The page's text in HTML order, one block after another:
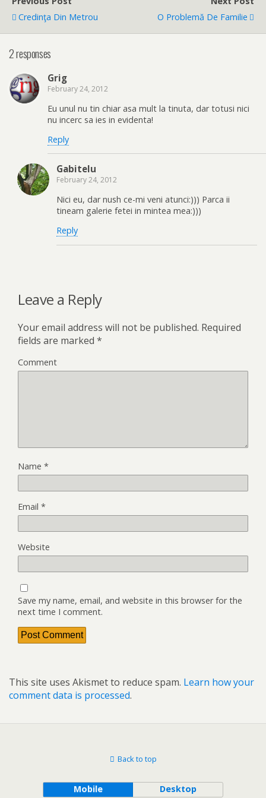
Credinţa Din Metrou
O Problemă De Familie
2 responses
Grig
February 24, 2012
Eu unul nu tin chiar asa mult la tinuta, dar totusi nici
nu incerc sa ies in evidenta!
Reply
Gabitelu
February 24, 2012
Nici eu, dar nush ce-mi veni atunci:))) Parca ii
tineam galerie fetei in mintea mea:)))
Reply
Leave a Reply
Your email address will not be published. Required
fields are marked *
Comment
Name *
Email *
Website
Save my name, email, and website in this browser for the
next time I comment.
This site uses Akismet to reduce spam. Learn how your
comment data is processed.
Back to top
Mobile Desktop